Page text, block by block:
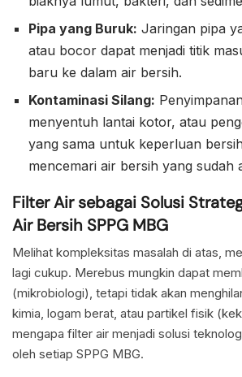
Pipa yang Buruk: Jaringan pipa
atau bocor dapat menjadi titik
baru ke dalam air bersih.
Kontaminasi Silang:
menyentuh lantai kotor, atau
yang sama untuk keperluan
mencemari air bersih yang sudah
Filter Air sebagai Solusi
Air Bersih SPPG MBG
Melihat kompleksitas masalah di atas,
lagi cukup. Merebus mungkin dapat
(mikrobiologi), tetapi tidak akan
kimia, logam berat, atau partikel fisik
mengapa filter air menjadi solusi
oleh setiap SPPG MBG.